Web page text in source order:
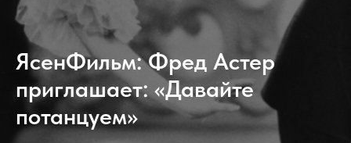
ЯсенФильм: Фред Астер
приглашает: «Давайте
потанцуем»